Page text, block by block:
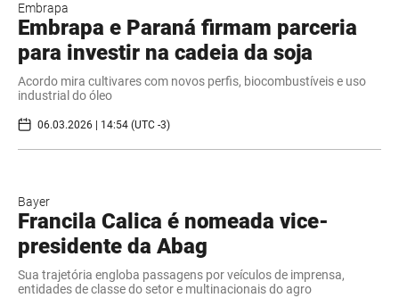
Embrapa
Embrapa e Paraná firmam parceria
para investir na cadeia da soja
Acordo mira cultivares com novos perfis, biocombustíveis e uso
industrial do óleo
06.03.2026 | 14:54 (UTC -3)
Bayer
Francila Calica é nomeada vice-
presidente da Abag
Sua trajetória engloba passagens por veículos de imprensa,
entidades de classe do setor e multinacionais do agro